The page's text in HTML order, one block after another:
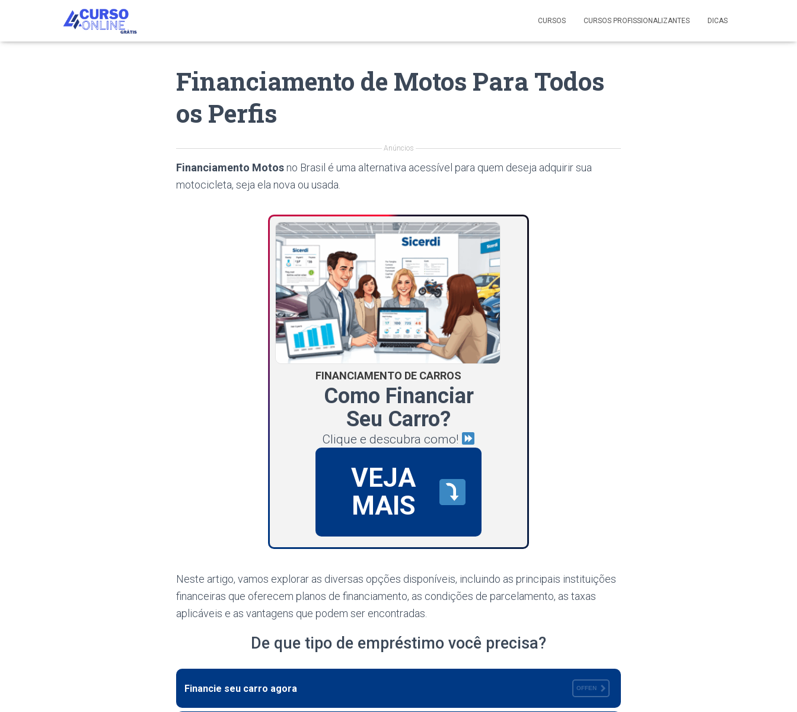
CURSOS CURSOS PROFISSIONALIZANTES DICAS
Financiamento de Motos Para Todos
os Perfis
Anúncios
Financiamento Motos no Brasil é uma alternativa acessível para quem deseja adquirir sua
motocicleta, seja ela nova ou usada.
FINANCIAMENTO DE CARROS
Como Financiar
Seu Carro?
Clique e descubra como!
VEJA
MAIS
Neste artigo, vamos explorar as diversas opções disponíveis, incluindo as principais instituições
financeiras que oferecem planos de financiamento, as condições de parcelamento, as taxas
aplicáveis e as vantagens que podem ser encontradas.
De que tipo de empréstimo você precisa?
Financie seu carro agora OFFEN